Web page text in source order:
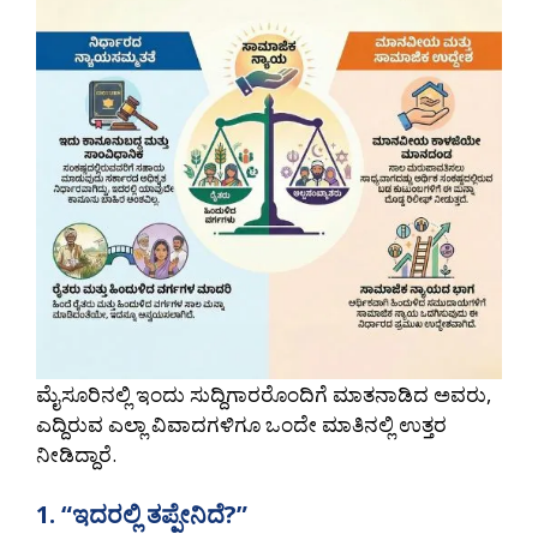
ಮೈಸೂರಿನಲ್ಲಿ ಇಂದು ಸುದ್ದಿಗಾರರೊಂದಿಗೆ ಮಾತನಾಡಿದ ಅವರು,
ಎದ್ದಿರುವ ಎಲ್ಲಾ ವಿವಾದಗಳಿಗೂ ಒಂದೇ ಮಾತಿನಲ್ಲಿ ಉತ್ತರ
ನೀಡಿದ್ದಾರೆ.
1. “ಇದರಲ್ಲಿ ತಪ್ಪೇನಿದೆ?”